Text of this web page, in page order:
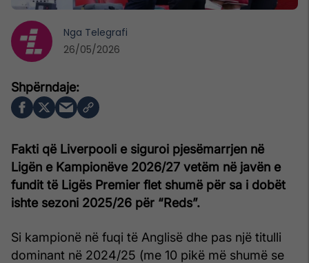
Fakti që Liverpooli e siguroi pjesëmarrjen në
Ligën e Kampionëve 2026/27 vetëm në javën e
fundit të Ligës Premier flet shumë për sa i dobët
ishte sezoni 2025/26 për “Reds”.
Si kampionë në fuqi të Anglisë dhe pas një titulli
dominant në 2024/25 (me 10 pikë më shumë se
Nga Telegrafi
26/05/2026